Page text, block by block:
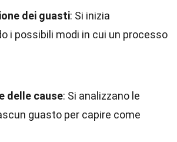
dei guasti: Si inizia
i possibili modi in cui un processo
delle cause: Si analizzano le
guasto per capire come